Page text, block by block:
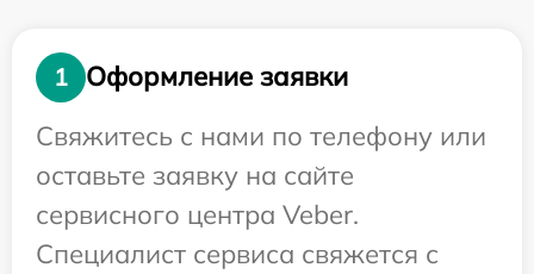
1
Оформление заявки
Свяжитесь с нами по телефону или
оставьте заявку на сайте
сервисного центра Veber.
Специалист сервиса свяжется с